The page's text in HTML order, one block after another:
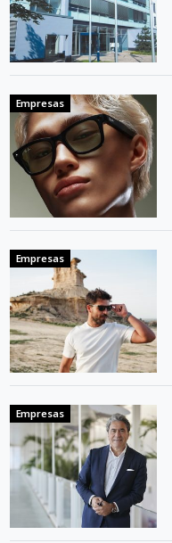
Empresas
Empresas
Empresas